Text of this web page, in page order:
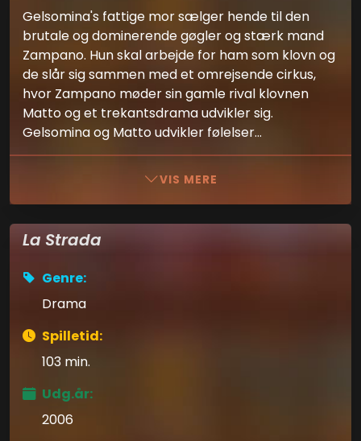
Gelsomina's fattige mor sælger hende til den
brutale og dominerende gøgler og stærk mand
Zampano. Hun skal arbejde for ham som klovn og
de slår sig sammen med et omrejsende cirkus,
hvor Zampano møder sin gamle rival klovnen
Matto og et trekantsdrama udvikler sig.
Gelsomina og Matto udvikler følelser...
VIS MERE
La Strada
Genre:
Drama
Spilletid:
103 min.
Udg.år:
2006